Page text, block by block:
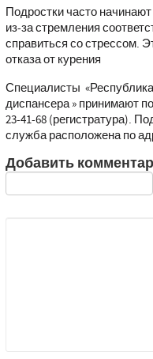
Подростки часто
из-за стремления
справиться со стрессом.
отказа от курения
Специалисты
диспансера » принимают
23-41-68 (регистратура).
служба расположена по
Добавить